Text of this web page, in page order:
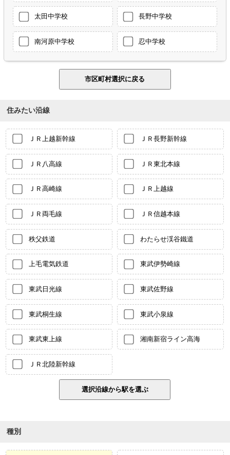
太田中学校 長野中学校
南河原中学校 忍中学校
住みたい沿線
ＪＲ上越新幹線 ＪＲ長野新幹線
ＪＲ八高線 ＪＲ東北本線
ＪＲ高崎線 ＪＲ上越線
ＪＲ両毛線 ＪＲ信越本線
秩父鉄道 わたらせ渓谷鐵道
上毛電気鉄道 東武伊勢崎線
東武日光線 東武佐野線
東武桐生線 東武小泉線
東武東上線 湘南新宿ライン高海
ＪＲ北陸新幹線
種別